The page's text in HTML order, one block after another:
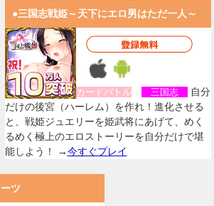
●三国志戦姫～天下にエロ男はただ一人～
カードバトル 三国志
自分
だけの後宮（ハーレム）を作れ！進化させる
と、戦姫ジュエリーを姫武将にあげて、めく
るめく極上のエロストーリーを自分だけで堪
能しよう！ →今すぐプレイ
ツ